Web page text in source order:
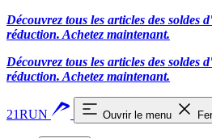
Découvrez tous les articles des soldes
réduction. Achetez maintenant.
Découvrez tous les articles des soldes
réduction. Achetez maintenant.
21RUN Ouvrir le menu